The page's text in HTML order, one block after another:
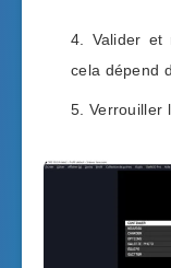
Valider et
cela dépend
Verrouiller